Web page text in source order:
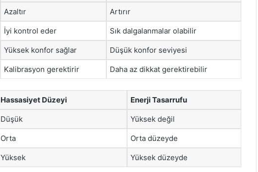
Azaltır Artırır
İyi kontrol eder Sık dalgalanmalar olabilir
Yüksek konfor sağlar Düşük konfor seviyesi
Kalibrasyon gerektirir Daha az dikkat gerektirebilir
Hassasiyet Düzeyi Enerji Tasarrufu
Düşük Yüksek değil
Orta Orta düzeyde
Yüksek Yüksek düzeyde